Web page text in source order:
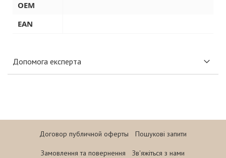
OEM
EAN
Допомога експерта
Договор публичной оферты Пошукові запити
Замовлення та повернення Зв'яжіться з нами